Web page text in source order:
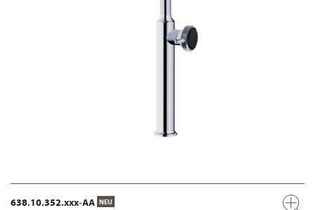
638.10.352.xxx-AA NEU